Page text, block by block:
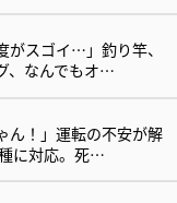
がスゴイ…」釣り竿、
、なんでもオ…
ん！」運転の不安が解
に対応。死…